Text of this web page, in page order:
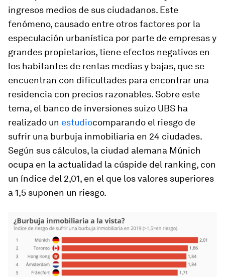
ingresos medios de sus ciudadanos. Este
fenómeno, causado entre otros factores por la
especulación urbanística por parte de empresas y
grandes propietarios, tiene efectos negativos en
los habitantes de rentas medias y bajas, que se
encuentran con dificultades para encontrar una
residencia con precios razonables. Sobre este
tema, el banco de inversiones suizo UBS ha
realizado un estudiocomparando el riesgo de
sufrir una burbuja inmobiliaria en 24 ciudades.
Según sus cálculos, la ciudad alemana Múnich
ocupa en la actualidad la cúspide del ranking, con
un índice del 2,01, en el que los valores superiores
a 1,5 suponen un riesgo.